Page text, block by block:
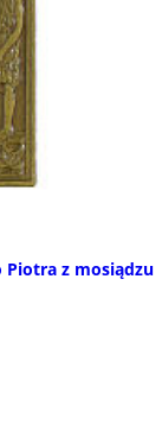
z mosiądzu